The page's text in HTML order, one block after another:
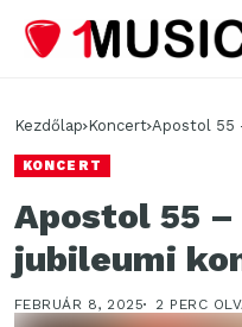
Kezdőlap Koncert Apostol 55
KONCERT
Apostol 55
jubileumi
FEBRUÁR 8, 2025 2 PERC